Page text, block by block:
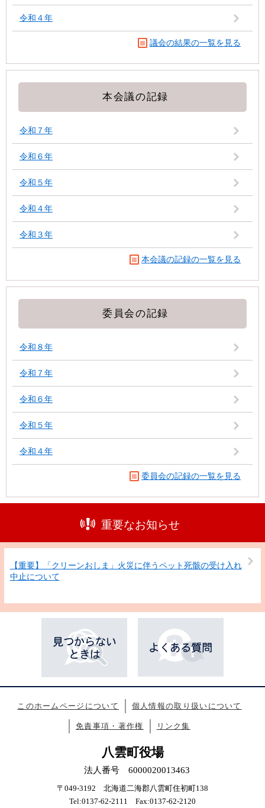
令和４年
議会の結果の一覧を見る
本会議の記録
令和７年
令和６年
令和５年
令和４年
令和３年
本会議の記録の一覧を見る
委員会の記録
令和８年
令和７年
令和６年
令和５年
令和４年
委員会の記録の一覧を見る
重要なお知らせ
【重要】「クリーンおしま」火災に伴うペット死骸の受け入れ
中止について
このホームページについて 個人情報の取り扱いについて
免責事項・著作権 リンク集
八雲町役場
法人番号 6000020013463
〒049-3192 北海道二海郡八雲町住初町138
Tel:0137-62-2111 Fax:0137-62-2120